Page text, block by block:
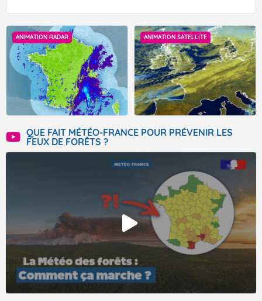
ANIMATION RADAR ANIMATION SATELLITE
QUE FAIT MÉTÉO-FRANCE POUR PRÉVENIR LES
FEUX DE FORÊTS ?